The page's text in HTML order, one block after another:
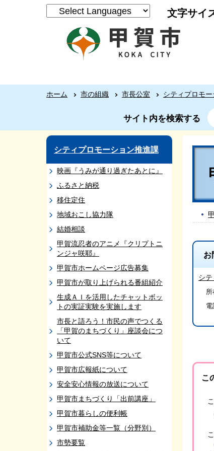
文字サイ
ホーム 市の組織 市長公室 シティプロモ
サイト内を検索する
シティプロモーション推進課
映画『うみが通り過ぎたあとに』
ふるさと納税
移住定住
地域おこし協力隊
結婚相談
甲賀流忍者のアニメ『クリプトニ
ンジャ咲耶』
甲賀市ホームページ広告募集
甲賀市が取り上げられる番組紹介
生成ＡＩを活用したチャットボッ
トの実証実験を実施します
市長と語ろう！市民の声でつくる
「甲賀のまちづくり」座談会につ
いて
甲賀市公式SNS等について
甲賀市広報紙について
安全安心情報の放送について
甲賀市まちづくり「出前講座」
甲賀市暮らしの便利帳
甲賀市補助金等一覧（分野別）
市勢要覧
お
シ
こ